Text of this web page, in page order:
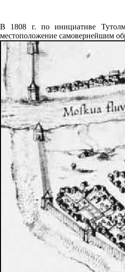
В 1808 г. по инициативе
местоположение самовернейшим